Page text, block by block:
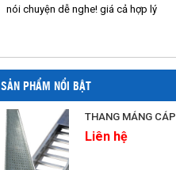
nói chuyện dễ nghe! giá cả hợp lý
SẢN PHẨM NỔI BẬT
THANG MÁNG CÁP
Liên hệ